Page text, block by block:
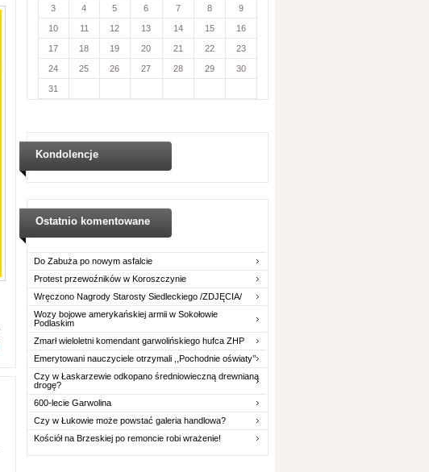
3 4 5 6 7 8 9
10 11 12 13 14 15 16
17 18 19 20 21 22 23
24 25 26 27 28 29 30
31
Kondolencje
Ostatnio komentowane
Do Zabuża po nowym asfalcie
Protest przewoźników w Koroszczynie
Wręczono Nagrody Starosty Siedleckiego /ZDJĘCIA/
Wozy bojowe amerykańskiej armii w Sokołowie
Podlaskim
Zmarł wieloletni komendant garwolińskiego hufca ZHP
Emerytowani nauczyciele otrzymali ,,Pochodnie oświaty’’
Czy w Łaskarzewie odkopano średniowieczną drewnianą
drogę?
600-lecie Garwolina
Czy w Łukowie może powstać galeria handlowa?
Kościół na Brzeskiej po remoncie robi wrażenie!